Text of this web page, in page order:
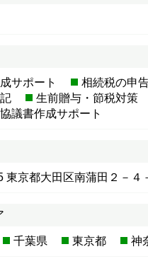
サポート
相続税の申
生前贈与・節税対策
議書作成サポート
東京都大田区南蒲田２－４
千葉県 東京都 神